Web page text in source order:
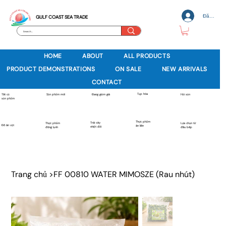
GULF COAST SEA TRADE Đăng
HOME ABOUT
ALL PRODUCTS
PRODUCT DEMONSTRATIONS
ON SALE
NEW ARRIVALS
CONTACT
Tất cả
sản phẩm
Sản phẩm mới Đang giảm giá Tạp hóa Hải sản
Đồ ăn vặt
Thực phẩm
đông lạnh
Trái cây
nhiệt đới
Thực phẩm
ăn liền
Lựa chọn từ
đầu bếp
Trang chủ >FF 00810 WATER MIMOSZE (Rau nhút)